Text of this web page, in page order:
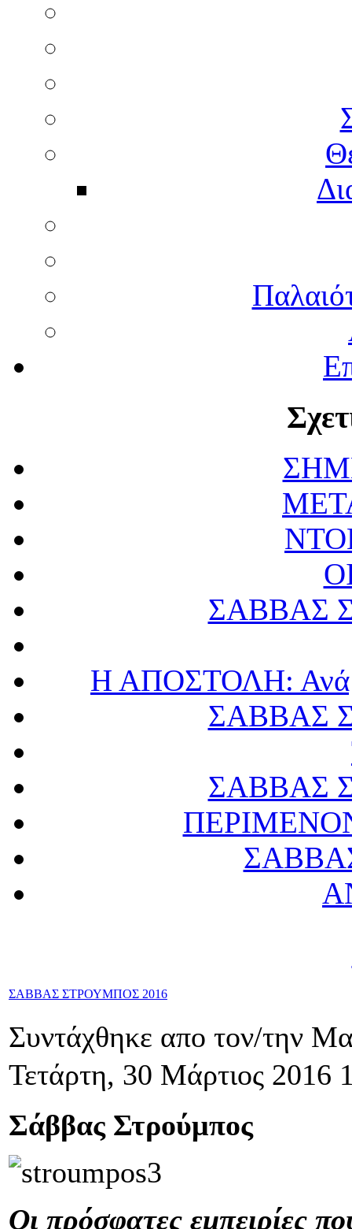
ΣΑΒΒΑΣ
Η ΑΠΟΣΤΟΛΗ:
ΣΑΒΒΑΣ
ΣΑΒΒΑΣ
ΣΑΒΒΑΣ ΣΤΡΟΥΜΠΟΣ 2016
Συντάχθηκε απο τον/την
Τετάρτη, 30 Μάρτιος 2016
Σάββας Στρούμπος
Οι πρόσφατες εμπειρίες